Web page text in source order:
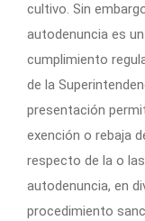
cultivo. Sin
autodenuncia es
cumplimiento
de la
presentación
exención o rebaja
respecto de la o
autodenuncia, en
procedimiento